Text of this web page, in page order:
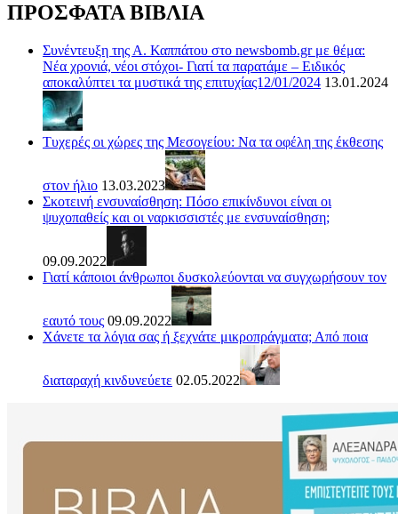
ΠΡΟΣΦΑΤΑ ΒΙΒΛΙΑ
Συνέντευξη της Α. Καππάτου στο newsbomb.gr με θέμα:
Νέα χρονιά, νέοι στόχοι- Γιατί τα παρατάμε – Ειδικός
αποκαλύπτει τα μυστικά της επιτυχίας12/01/2024 13.01.2024
Τυχερές οι χώρες της Μεσογείου: Να τα οφέλη της έκθεσης
στον ήλιο 13.03.2023
Σκοτεινή ενσυναίσθηση: Πόσο επικίνδυνοι είναι οι
ψυχοπαθείς και οι ναρκισσιστές με ενσυναίσθηση;
09.09.2022
Γιατί κάποιοι άνθρωποι δυσκολεύονται να συγχωρήσουν τον
εαυτό τους 09.09.2022
Χάνετε τα λόγια σας ή ξεχνάτε μικροπράγματα; Από ποια
διαταραχή κινδυνεύετε 02.05.2022